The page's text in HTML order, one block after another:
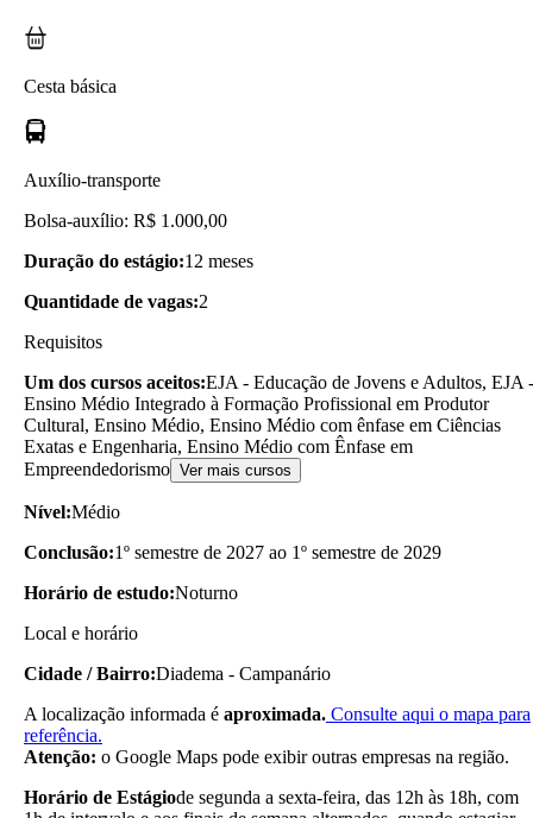
Cesta básica
Auxílio-transporte
Bolsa-auxílio: R$ 1.000,00
Duração do estágio:12 meses
Quantidade de vagas:2
Requisitos
Um dos cursos aceitos:EJA - Educação de Jovens e Adultos, EJA -
Ensino Médio Integrado à Formação Profissional em Produtor
Cultural, Ensino Médio, Ensino Médio com ênfase em Ciências
Exatas e Engenharia, Ensino Médio com Ênfase em
Empreendedorismo Ver mais cursos
Nível:Médio
Conclusão:1º semestre de 2027 ao 1º semestre de 2029
Horário de estudo:Noturno
Local e horário
Cidade / Bairro:Diadema - Campanário
A localização informada é aproximada. Consulte aqui o mapa para
referência.
Atenção: o Google Maps pode exibir outras empresas na região.
Horário de Estágiode segunda a sexta-feira, das 12h às 18h, com